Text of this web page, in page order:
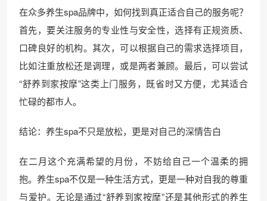
在众多养生spa品牌中，如何找到真正适合自己的服务呢？
首先，要关注服务的专业性与安全性，选择有正规资质、
口碑良好的机构。其次，可以根据自己的需求选择项目，
比如注重放松还是调理，或是两者兼顾。最后，可以尝试
“舒养到家按摩”这类上门服务，既省时又方便，尤其适合
忙碌的都市人。
结论：养生spa不只是放松，更是对自己的深情告白
在二月这个充满希望的月份，不妨给自己一个温柔的拥
抱。养生spa不仅是一种生活方式，更是一种对自我的尊重
与爱护。无论是通过“舒养到家按摩”还是其他形式的养生